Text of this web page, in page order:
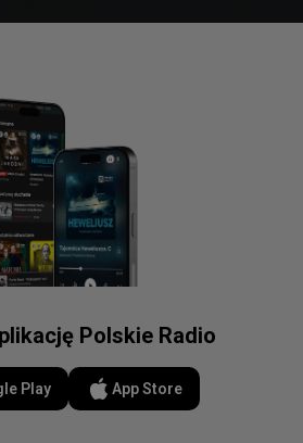
Polskie Radio
Play App Store